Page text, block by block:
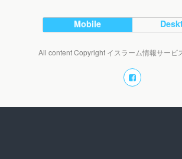
Mobile
All content Copyright イスラーム情報サービ